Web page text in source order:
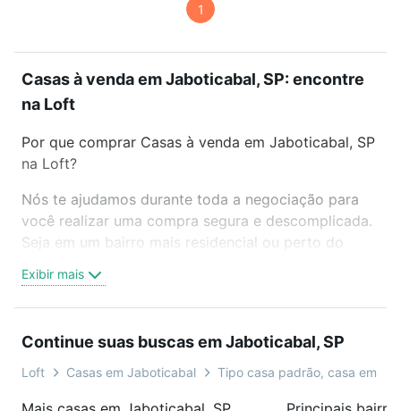
1
Casas à venda em Jaboticabal, SP: encontre
na Loft
Por que comprar Casas à venda em Jaboticabal, SP
na Loft?
Nós te ajudamos durante toda a negociação para
você realizar uma compra segura e descomplicada.
Seja em um bairro mais residencial ou perto do
oferta ideal de Casas à venda em Jaboticabal, SP
para conquistar seu sonho. Agende uma visita
compromisso e você ainda conta com mais de 46
mil corretores e imobiliárias te ajudando na compra,
Exibir mais
Continue suas buscas em Jaboticabal, SP
Loft Casas em Jaboticabal Tipo casa padrão, casa em